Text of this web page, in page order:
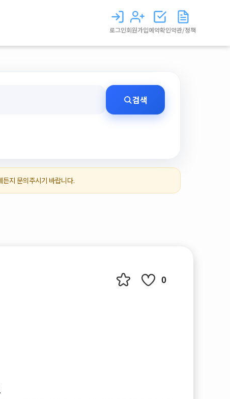
로그인회원가입예약확인약관/정책
검색
지 문의주시기 바랍니다.
0